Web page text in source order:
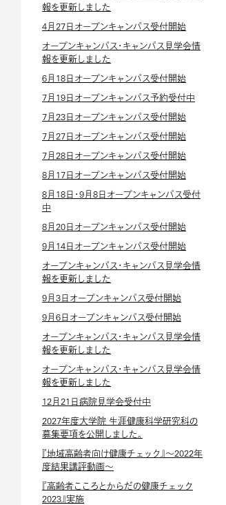
報を更新しました
4月27日オープンキャンパス受付開始
オープンキャンパス・キャンパス見学会情
報を更新しました
6月18日オープンキャンパス受付開始
7月19日オープンキャンパス予約受付中
7月23日オープンキャンパス受付開始
7月27日オープンキャンパス受付開始
7月28日オープンキャンパス受付開始
8月17日オープンキャンパス受付開始
8月18日・9月8日オープンキャンパス受付
中
8月20日オープンキャンパス受付開始
9月14日オープンキャンパス受付開始
オープンキャンパス・キャンパス見学会情
報を更新しました
9月3日オープンキャンパス受付開始
9月6日オープンキャンパス受付開始
オープンキャンパス・キャンパス見学会情
報を更新しました
オープンキャンパス・キャンパス見学会情
報を更新しました
12月21日病院見学会受付中
2027年度大学院 生涯健康科学研究科の
募集要項を公開しました。
『地域高齢者向け健康チェック』～2022年
度結果講評動画～
『高齢者こころとからだの健康チェック
2023』実施